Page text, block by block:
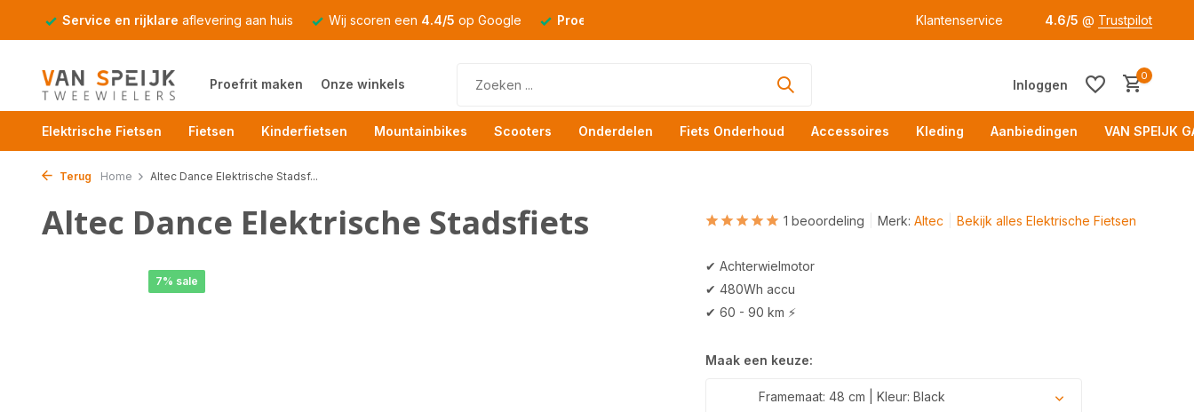
Service en rijklare aflevering aan huis Wij scoren een 4.4/5 op Google Proefrit Klantenservice 4.6/5 @ Trustpilot
Proefrit maken Onze winkels Inloggen
0
Elektrische Fietsen Fietsen Kinderfietsen Mountainbikes Scooters Onderdelen Fiets Onderhoud Accessoires Kleding Aanbiedingen VAN SPEIJK
Terug Home Altec Dance Elektrische Stadsf...
Altec Dance Elektrische Stadsfiets
7% sale
1 beoordeling Merk: Altec Bekijk alles Elektrische Fietsen
✔ Achterwielmotor
✔ 480Wh accu
✔ 60 - 90 km ⚡
Maak een keuze:
Framemaat: 48 cm | Kleur: Black